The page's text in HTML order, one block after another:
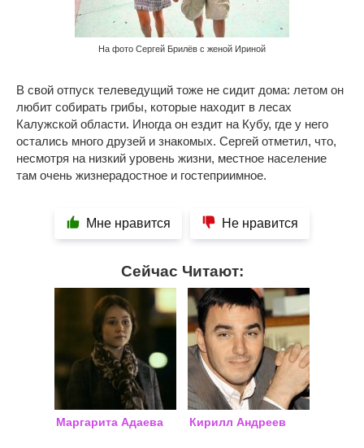
На фото Сергей Брилёв с женой Ириной
В свой отпуск телеведущий тоже не сидит дома: летом он
любит собирать грибы, которые находит в лесах
Калужской области. Иногда он ездит на Кубу, где у него
остались много друзей и знакомых. Сергей отметил, что,
несмотря на низкий уровень жизни, местное население
там очень жизнерадостное и гостеприимное.
Мне нравится Не нравится
Сейчас Читают:
Маргарита Адаева Кирилл Андреев